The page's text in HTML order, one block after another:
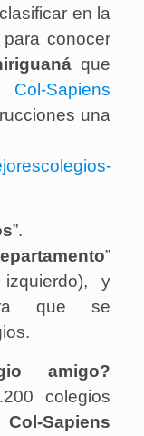
en la
conocer
que
Col-Sapiens
una
”.
”
y
que se
amigo?
colegios
Col-Sapiens